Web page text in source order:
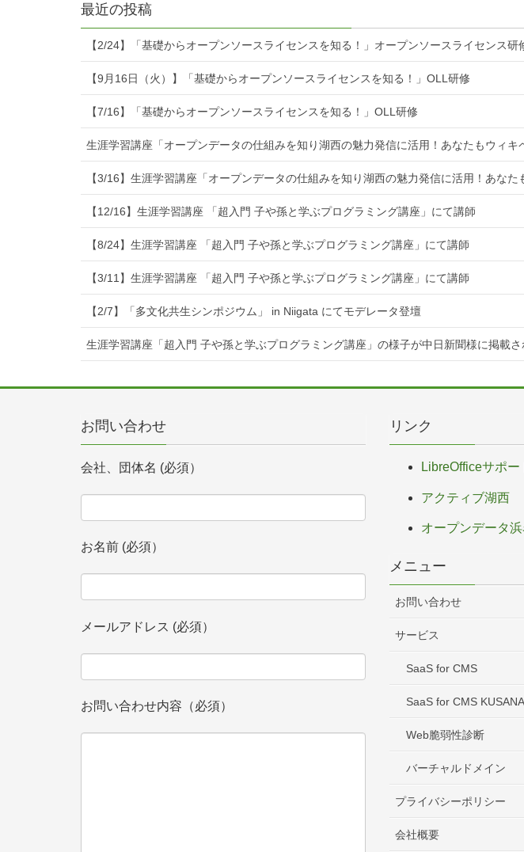
最近の投稿
【2/24】「基礎からオープンソースライセンスを知る！」オープンソースライセンス研
【9月16日（火）】「基礎からオープンソースライセンスを知る！」OLL研修
【7/16】「基礎からオープンソースライセンスを知る！」OLL研修
生涯学習講座「オープンデータの仕組みを知り湖西の魅力発信に活用！あなたもウィ
【3/16】生涯学習講座「オープンデータの仕組みを知り湖西の魅力発信に活用！あな
【12/16】生涯学習講座 「超入門 子や孫と学ぶプログラミング講座」にて講師
【8/24】生涯学習講座 「超入門 子や孫と学ぶプログラミング講座」にて講師
【3/11】生涯学習講座 「超入門 子や孫と学ぶプログラミング講座」にて講師
【2/7】「多文化共生シンポジウム」 in Niigata にてモデレータ登壇
生涯学習講座「超入門 子や孫と学ぶプログラミング講座」の様子が中日新聞様に掲載さ
お問い合わせ
会社、団体名 (必須）
お名前 (必須）
メールアドレス (必須）
お問い合わせ内容（必須）
リンク
LibreOfficeサポー
アクティブ湖西
オープンデータ
メニュー
お問い合わせ
サービス
SaaS for CMS
SaaS for CMS
Web脆弱性診断
バーチャルドメイン
プライバシーポリシー
会社概要